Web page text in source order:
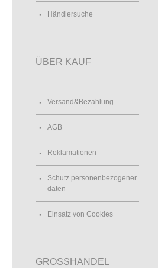
Händlersuche
ÜBER KAUF
Versand&Bezahlung
AGB
Reklamationen
Schutz personenbezogener
daten
Einsatz von Cookies
GROSSHANDEL